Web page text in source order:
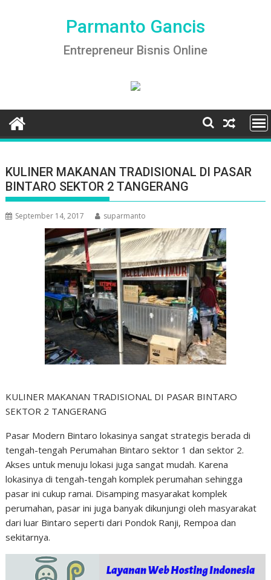
Parmanto Gancis
Entrepreneur Bisnis Online
KULINER MAKANAN TRADISIONAL DI PASAR
BINTARO SEKTOR 2 TANGERANG
September 14, 2017 suparmanto
KULINER MAKANAN TRADISIONAL DI PASAR BINTARO
SEKTOR 2 TANGERANG
Pasar Modern Bintaro lokasinya sangat strategis berada di
tengah-tengah Perumahan Bintaro sektor 1 dan sektor 2.
Akses untuk menuju lokasi juga sangat mudah. Karena
lokasinya di tengah-tengah komplek perumahan sehingga
pasar ini cukup ramai. Disamping masyarakat komplek
perumahan, pasar ini juga banyak dikunjungi oleh masyarakat
dari luar Bintaro seperti dari Pondok Ranji, Rempoa dan
sekitarnya.